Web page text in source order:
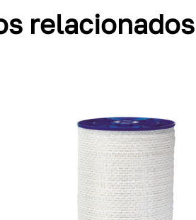
relacionados